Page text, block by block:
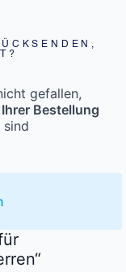
gefallen,
Bestellung
sind